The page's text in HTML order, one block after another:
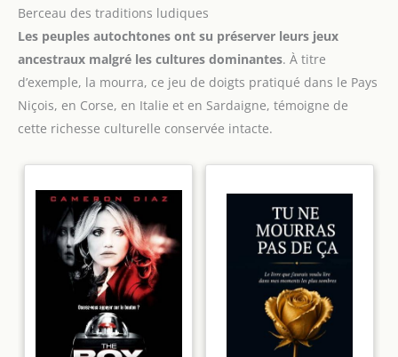
Berceau des traditions ludiques
Les peuples autochtones ont su préserver leurs jeux
ancestraux malgré les cultures dominantes. À titre
d’exemple, la mourra, ce jeu de doigts pratiqué dans le Pays
Niçois, en Corse, en Italie et en Sardaigne, témoigne de
cette richesse culturelle conservée intacte.